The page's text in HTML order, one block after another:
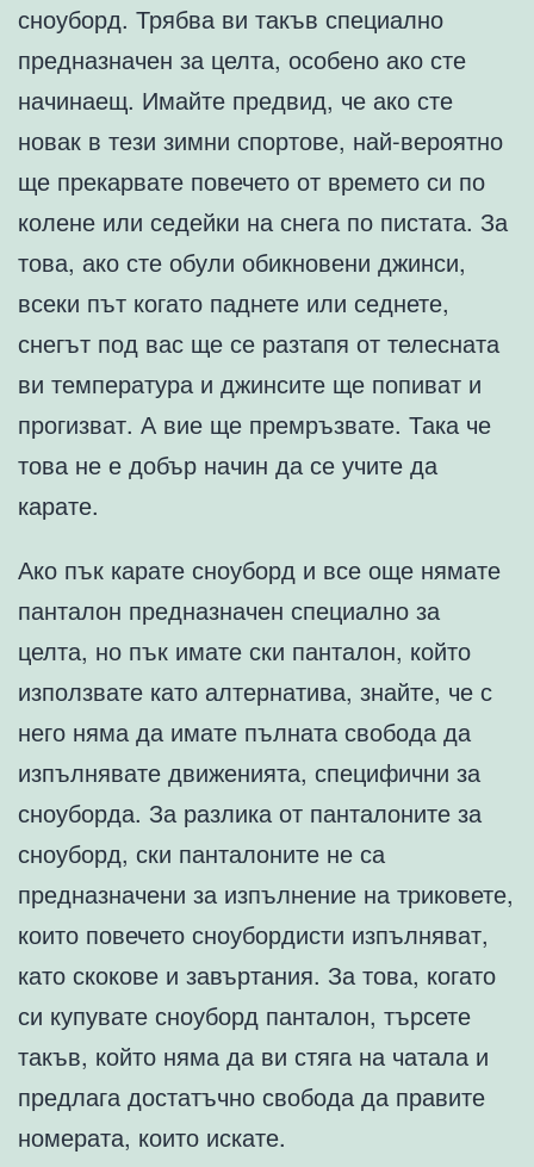
сноуборд. Трябва ви такъв специално
предназначен за целта, особено ако сте
начинаещ. Имайте предвид, че ако сте
новак в тези зимни спортове, най-вероятно
ще прекарвате повечето от времето си по
колене или седейки на снега по пистата. За
това, ако сте обули обикновени джинси,
всеки път когато паднете или седнете,
снегът под вас ще се разтапя от телесната
ви температура и джинсите ще попиват и
прогизват. А вие ще премръзвате. Така че
това не е добър начин да се учите да
карате.
Ако пък карате сноуборд и все още нямате
панталон предназначен специално за
целта, но пък имате ски панталон, който
използвате като алтернатива, знайте, че с
него няма да имате пълната свобода да
изпълнявате движенията, специфични за
сноуборда. За разлика от панталоните за
сноуборд, ски панталоните не са
предназначени за изпълнение на триковете,
които повечето сноубордисти изпълняват,
като скокове и завъртания. За това, когато
си купувате сноуборд панталон, търсете
такъв, който няма да ви стяга на чатала и
предлага достатъчно свобода да правите
номерата, които искате.